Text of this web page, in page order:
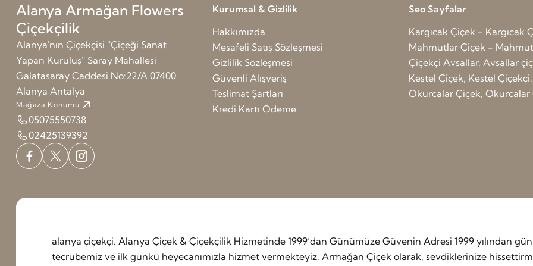
Alanya Armağan Flowers
Çiçekçilik
Alanya'nın Çiçekçisi ''Çiçeği Sanat
Yapan Kuruluş'' Saray Mahallesi
Galatasaray Caddesi No:22/A 07400
Alanya Antalya
Mağaza Konumu
05075550738
02425139392
Kurumsal & Gizlilik
Hakkımızda
Mesafeli Satış Sözleşmesi
Gizlilik Sözleşmesi
Güvenli Alışveriş
Teslimat Şartları
Kredi Kartı Ödeme
Seo Sayfalar
Kargıcak Çiçek - Kargıcak
Mahmutlar Çiçek -
Çiçekçi Avsallar, Avsallar
Kestel Çiçek, Kestel
Okurcalar Çiçek,
alanya çiçekçi. Alanya Çiçek & Çiçekçilik Hizmetinde 1999’dan Günümüze Güvenin Adresi 1999 yılından
tecrübemiz ve ilk günkü heyecanımızla hizmet vermekteyiz. Armağan Çiçek olarak, sevdiklerinize